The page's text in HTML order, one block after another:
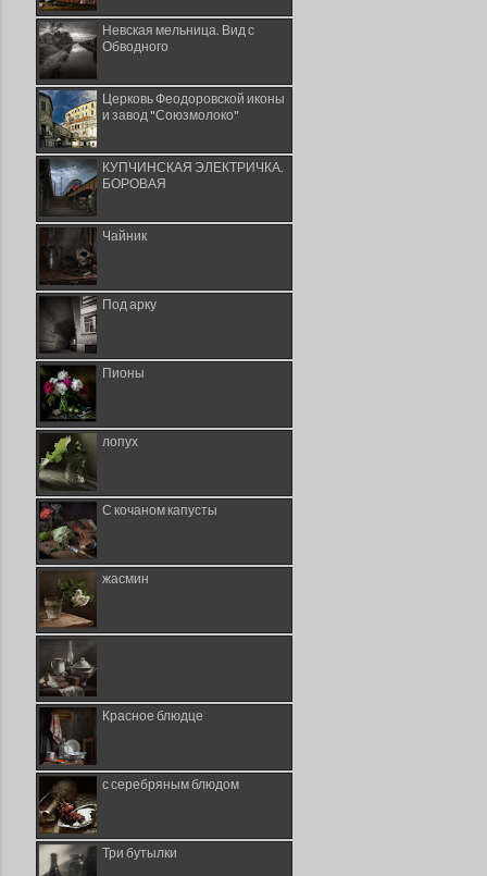
Невская мельница. Вид с
Обводного
Церковь Феодоровской иконы
и завод "Союзмолоко"
КУПЧИНСКАЯ ЭЛЕКТРИЧКА.
БОРОВАЯ
Чайник
Под арку
Пионы
лопух
С кочаном капусты
жасмин
Красное блюдце
с серебряным блюдом
Три бутылки